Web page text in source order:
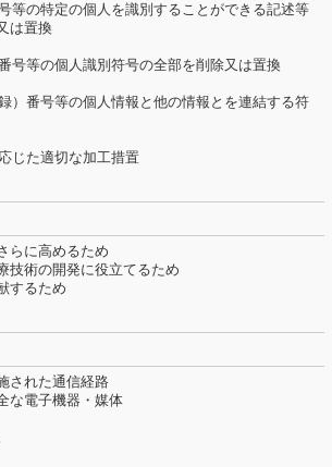
等の特定の個人を識別することができる記述等
は置換
号等の個人識別符号の全部を削除又は置換
）番号等の個人情報と他の情報とを連結する符
じた適切な加工措置
らに高めるため
技術の開発に役立てるため
するため
された通信経路
な電子機器・媒体